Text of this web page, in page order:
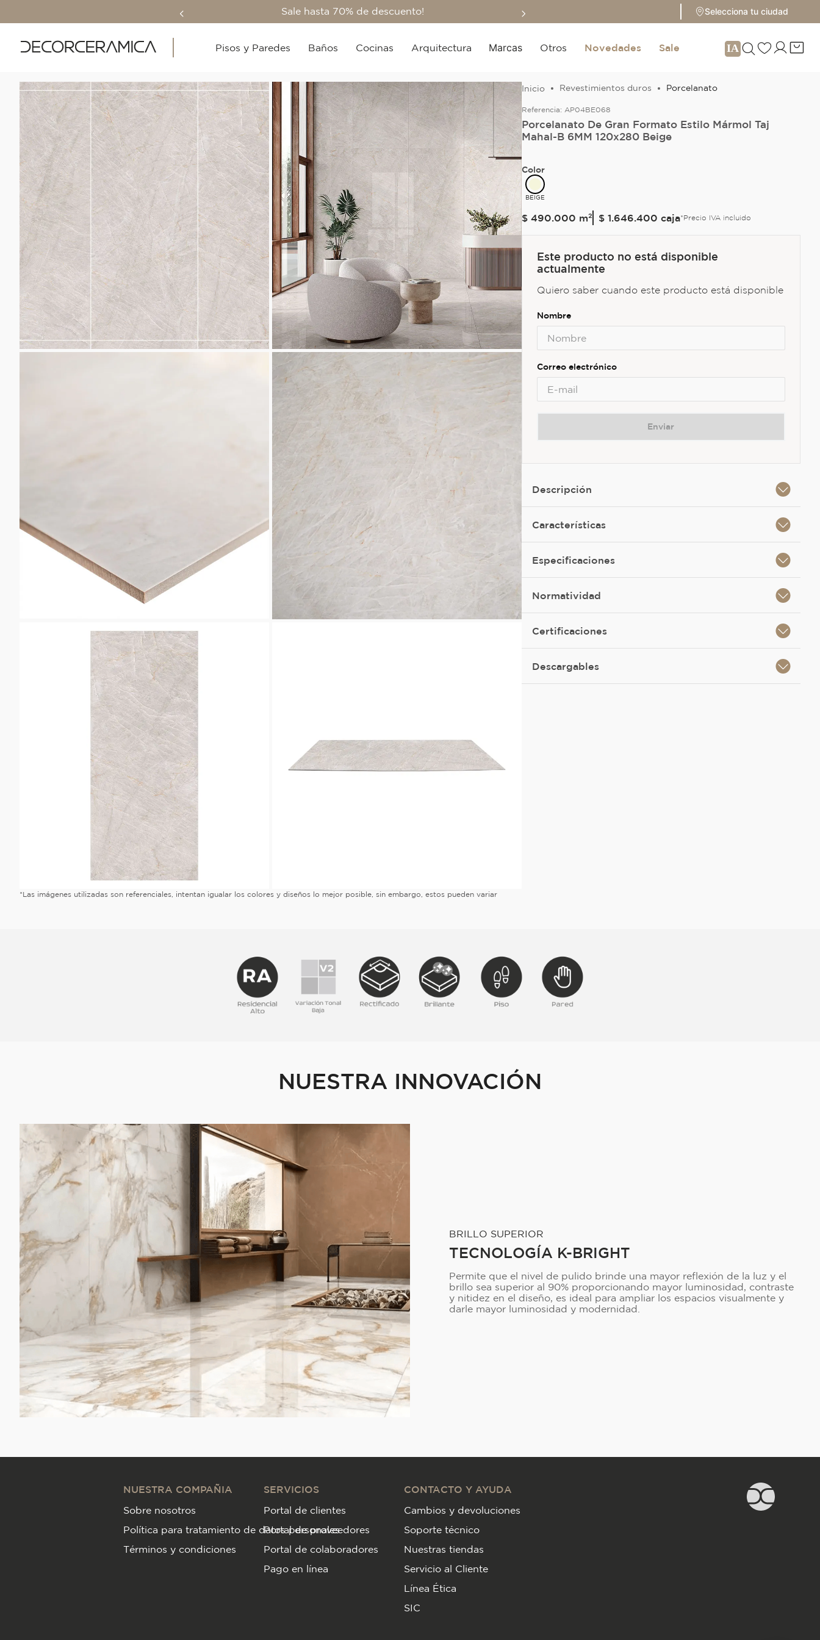
Sale hasta 70% de descuento! Selecciona tu ciudad
Pisos y Paredes Baños Cocinas Arquitectura Marcas Otros Novedades Sale
*Las imágenes utilizadas son referenciales, intentan igualar los colores y diseños lo mejor posible, sin embargo, estos pueden variar
Revestimientos duros Porcelanato
Referencia: AP04BE068
Porcelanato De Gran Formato Estilo Mármol Taj
Mahal-B 6MM 120x280 Beige
Color
BEIGE
$ 490.000 m² $ 1.646.400 caja*Precio IVA incluido
Este producto no está disponible
actualmente
Quiero saber cuando este producto está disponible
Enviar
Descripción
Características
Especificaciones
Normatividad
Certificaciones
Descargables
NUESTRA INNOVACIÓN
BRILLO SUPERIOR
TECNOLOGÍA K-BRIGHT
Permite que el nivel de pulido brinde una mayor reflexión de la luz y el
brillo sea superior al 90% proporcionando mayor luminosidad, contraste
y nitidez en el diseño, es ideal para ampliar los espacios visualmente y
darle mayor luminosidad y modernidad.
NUESTRA COMPAÑIA
Sobre nosotros
Política para tratamiento de datos personales
Términos y condiciones
SERVICIOS
Portal de clientes
Portal de proveedores
Portal de colaboradores
Pago en línea
CONTACTO Y AYUDA
Cambios y devoluciones
Soporte técnico
Nuestras tiendas
Servicio al Cliente
Línea Ética
SIC